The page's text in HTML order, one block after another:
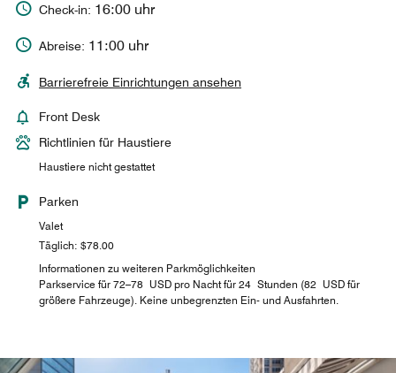
Check-in: 16:00 uhr
Abreise: 11:00 uhr
Barrierefreie Einrichtungen ansehen
Front Desk
Richtlinien für Haustiere
Haustiere nicht gestattet
Parken
Valet
Täglich: $78.00
Informationen zu weiteren Parkmöglichkeiten
Parkservice für 72–78 USD pro Nacht für 24 Stunden (82 USD für
größere Fahrzeuge). Keine unbegrenzten Ein- und Ausfahrten.